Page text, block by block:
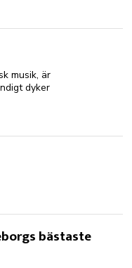
musik, är
dyker
bästaste